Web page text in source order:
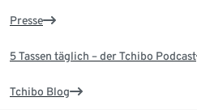
Presse
5 Tassen täglich – der Tchibo Podcast
Tchibo Blog